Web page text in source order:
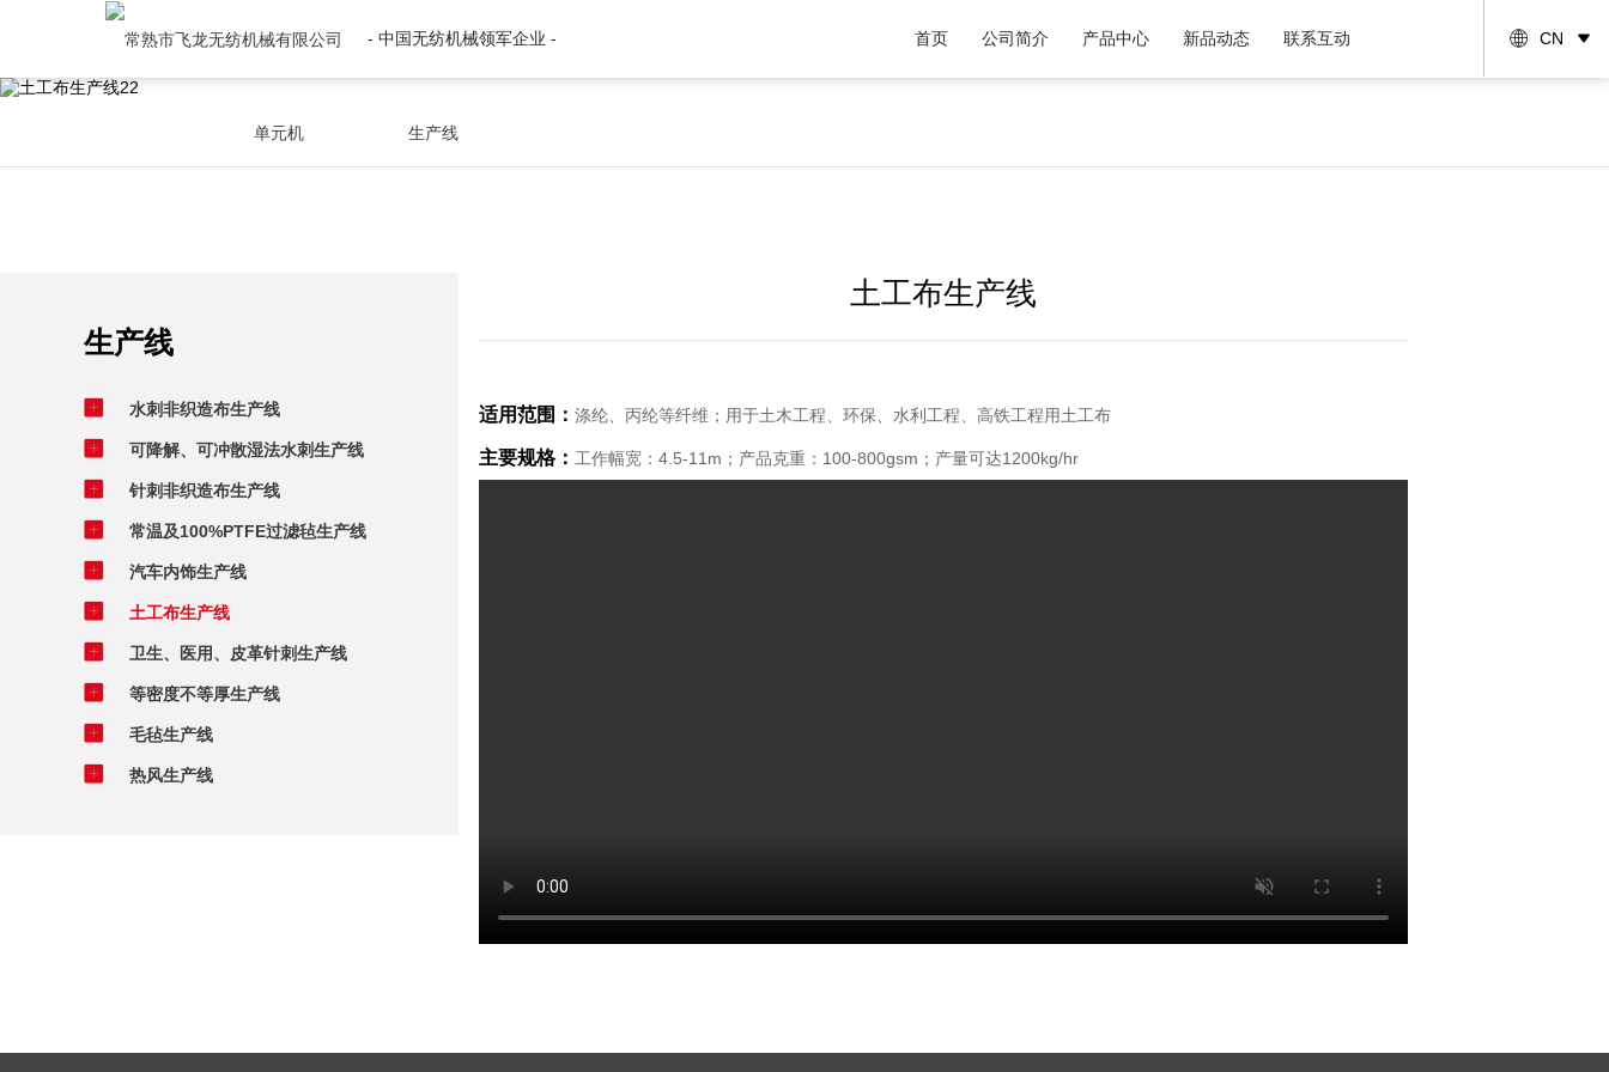
- 中国无纺机械领军企业 - CN
首页 公司简介 产品中心 新品动态 联系互动
单元机 生产线
生产线
水刺非织造布生产线
可降解、可冲散湿法水刺生产线
针刺非织造布生产线
常温及100%PTFE过滤毡生产线
汽车内饰生产线
土工布生产线
卫生、医用、皮革针刺生产线
等密度不等厚生产线
毛毡生产线
热风生产线
土工布生产线
适用范围： 涤纶、丙纶等纤维；用于土木工程、环保、水利工程、高铁工程用土工布
主要规格： 工作幅宽：4.5-11m；产品克重：100-800gsm；产量可达1200kg/hr